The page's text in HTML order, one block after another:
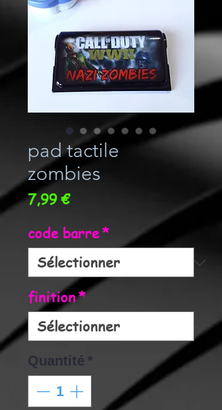
pad tactile
zombies
7,99 €Prix
code barre*
finition*
Quantité *